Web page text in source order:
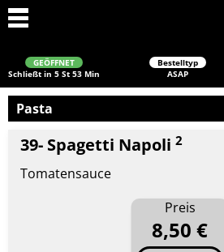
GEÖFFNET
Schließt in 5 St 53 Min
Bestelltyp
ASAP
Pasta
39- Spagetti Napoli 2
Tomatensauce
Preis
8,50 €